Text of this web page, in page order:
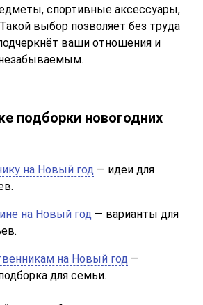
спортивные аксессуары,
выбор позволяет без труда
ваши отношения и
подборки новогодних
на Новый год — идеи для
на Новый год — варианты для
на Новый год —
для семьи.